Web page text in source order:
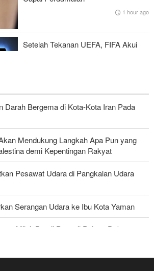
Ribu Ajukan Terapi Jiwa, 66 Kasus Bunuh
1 hour ago
Setelah Tekanan UEFA, FIFA Akui
Darah Bergema di Kota-Kota Iran Pada
Mendukung Langkah Apa Pun yang
demi Kepentingan Rakyat
Pesawat Udara di Pangkalan Udara
Serangan Udara ke Ibu Kota Yaman
Milei; Brasil Panggil Pulang Dubes